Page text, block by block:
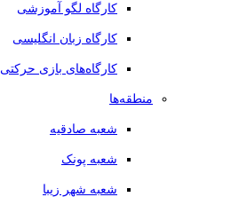
کارگاه لگو آموزشی
کارگاه زبان انگلیسی
کارگاه‌های بازی حرکتی
منطقه‌ها
شعبه صادقیه
شعبه پونک
شعبه شهر زیبا